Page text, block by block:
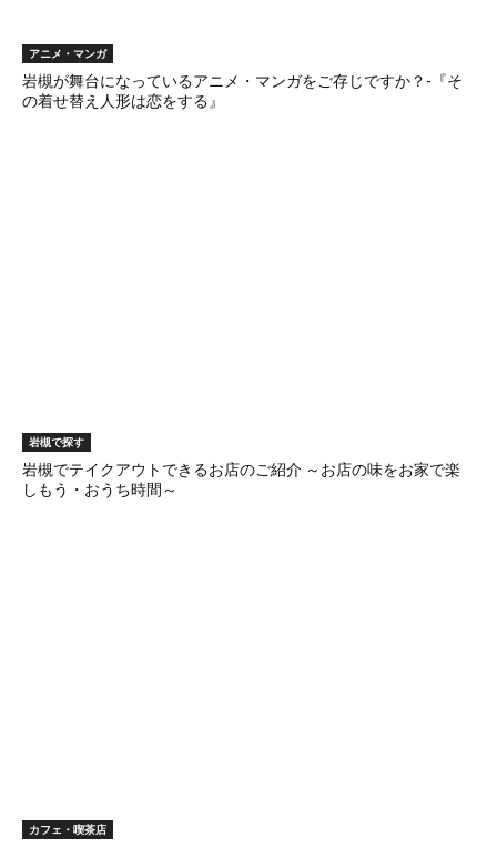
アニメ・マンガ
岩槻が舞台になっているアニメ・マンガをご存じですか？-『そ
の着せ替え人形は恋をする』
岩槻で探す
岩槻でテイクアウトできるお店のご紹介 ～お店の味をお家で楽
しもう・おうち時間～
カフェ・喫茶店